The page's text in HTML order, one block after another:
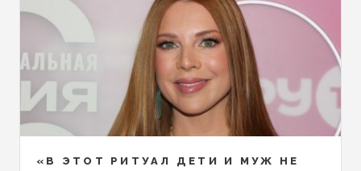
«В ЭТОТ РИТУАЛ ДЕТИ И МУЖ НЕ